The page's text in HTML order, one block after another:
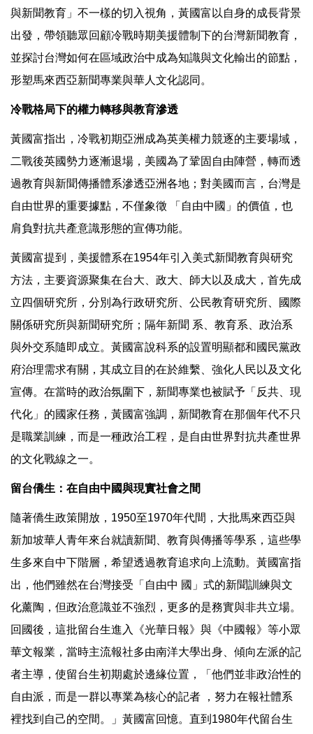
與新聞教育」不一樣的切入視角，黃國富以自身的成長背景
出發，帶領聽眾回顧冷戰時期美援體制下的台灣新聞教育，
並探討台灣如何在區域政治中成為知識與文化輸出的節點，
形塑馬來西亞新聞專業與華人文化認同。
冷戰格局下的權力轉移與教育滲透
黃國富指出，冷戰初期亞洲成為英美權力競逐的主要場域，
二戰後英國勢力逐漸退場，美國為了鞏固自由陣營，轉而透
過教育與新聞傳播體系滲透亞洲各地；對美國而言，台灣是
自由世界的重要據點，不僅象徵 「自由中國」的價值，也
肩負對抗共產意識形態的宣傳功能。
黃國富提到，美援體系在1954年引入美式新聞教育與研究
方法，主要資源聚集在台大、政大、師大以及成大，首先成
立四個研究所，分別為行政研究所、公民教育研究所、國際
關係研究所與新聞研究所；隔年新聞 系、教育系、政治系
與外交系隨即成立。黃國富說科系的設置明顯都和國民黨政
府治理需求有關，其成立目的在於維繫、強化人民以及文化
宣傳。在當時的政治氛圍下，新聞專業也被賦予「反共、現
代化」的國家任務，黃國富強調，新聞教育在那個年代不只
是職業訓練，而是一種政治工程，是自由世界對抗共產世界
的文化戰線之一。
留台僑生：在自由中國與現實社會之間
隨著僑生政策開放，1950至1970年代間，大批馬來西亞與
新加坡華人青年來台就讀新聞、教育與傳播等學系，這些學
生多來自中下階層，希望透過教育追求向上流動。黃國富指
出，他們雖然在台灣接受「自由中 國」式的新聞訓練與文
化薰陶，但政治意識並不強烈，更多的是務實與非共立場。
回國後，這批留台生進入《光華日報》與《中國報》等小眾
華文報業，當時主流報社多由南洋大學出身、傾向左派的記
者主導，使留台生初期處於邊緣位置，「他們並非政治性的
自由派，而是一群以專業為核心的記者 ，努力在報社體系
裡找到自己的空間。」黃國富回憶。直到1980年代留台生